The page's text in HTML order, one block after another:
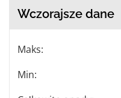
Wczorajsze dane
Maks:
Min: